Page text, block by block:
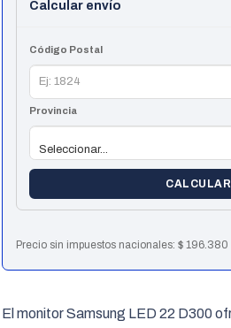
Calcular envío
Código Postal
Provincia
CALCULAR
Precio sin impuestos nacionales:$ 196.380
El monitor Samsung LED 22 D300